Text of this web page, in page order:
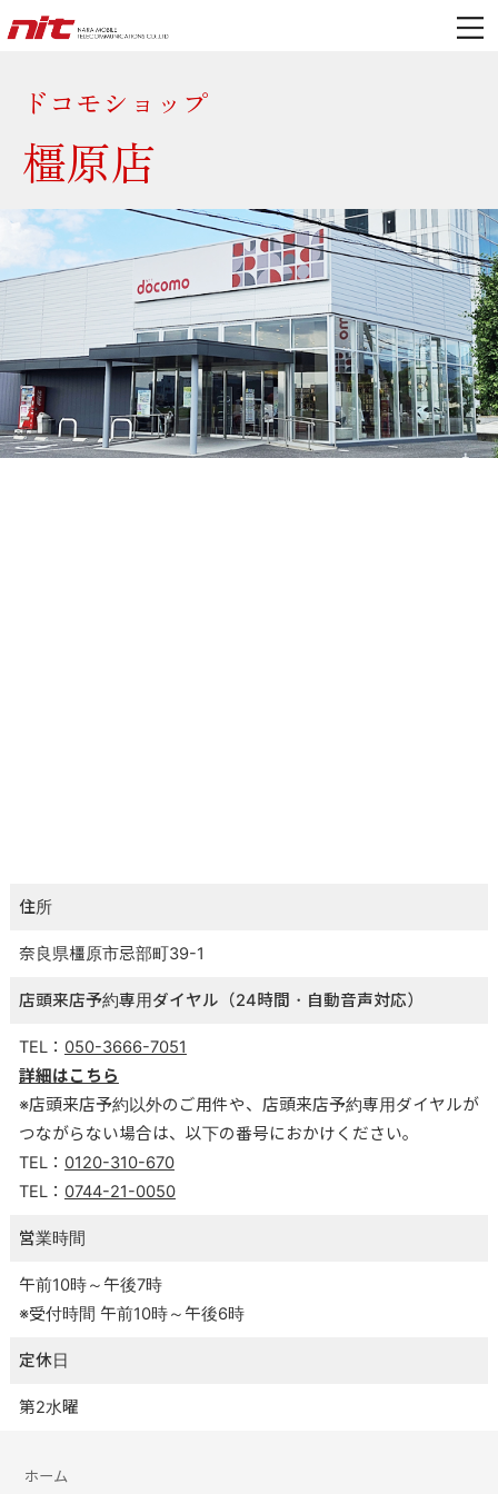
ドコモショップ
橿原店
住所
奈良県橿原市忌部町39-1
店頭来店予約専用ダイヤル（24時間・自動音声対応）
TEL： 050-3666-7051
詳細はこちら
※店頭来店予約以外のご用件や、店頭来店予約専用ダイヤルが
つながらない場合は、以下の番号におかけください。
TEL： 0120-310-670
TEL： 0744-21-0050
営業時間
午前10時～午後7時
※受付時間 午前10時～午後6時
定休日
第2水曜
ホーム